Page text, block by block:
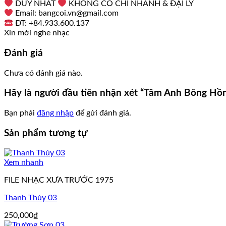
DUY NHẤT
KHÔNG CÓ CHI NHÁNH & ĐẠI LÝ
Email: bangcoi.vn@gmail.com
ĐT: +84.933.600.137
Xin mời nghe nhạc
Đánh giá
Chưa có đánh giá nào.
Hãy là người đầu tiên nhận xét “Tâm Anh Bông
Bạn phải đăng nhập để gửi đánh giá.
Sản phẩm tương tự
Xem nhanh
FILE NHẠC XƯA TRƯỚC 1975
Thanh Thúy 03
250,000₫